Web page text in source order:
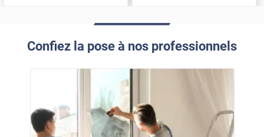
Confiez la pose à nos professionnels